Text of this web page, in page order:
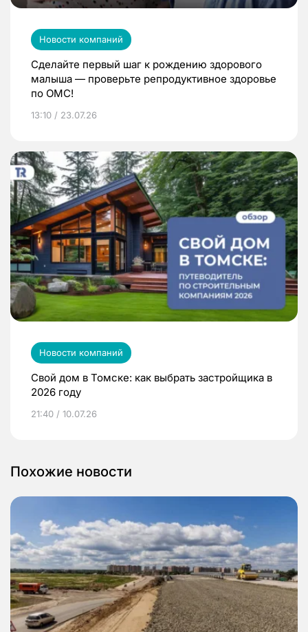
Новости компаний
Сделайте первый шаг к рождению здорового
малыша — проверьте репродуктивное здоровье
по ОМС!
13:10 / 23.07.26
Новости компаний
Свой дом в Томске: как выбрать застройщика в
2026 году
21:40 / 10.07.26
Похожие новости